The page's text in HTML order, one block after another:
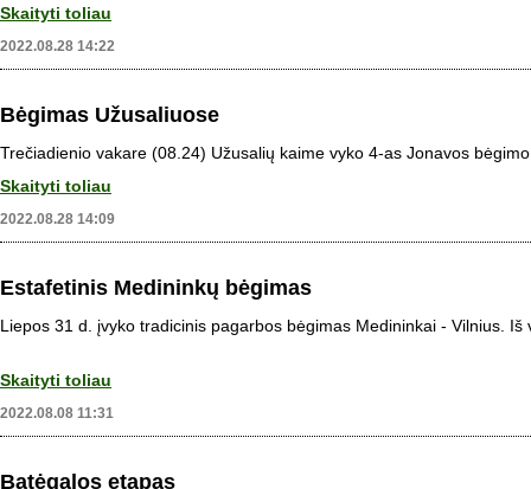
Skaityti toliau
2022.08.28 14:22
Bėgimas Užusaliuose
Trečiadienio vakare (08.24) Užusalių kaime vyko 4-as Jonavos
Skaityti toliau
2022.08.28 14:09
Estafetinis Medininkų bėgimas
Liepos 31 d. įvyko tradicinis pagarbos bėgimas Medininkai - Vilnius.
Skaityti toliau
2022.08.08 11:31
Batėgalos etapas